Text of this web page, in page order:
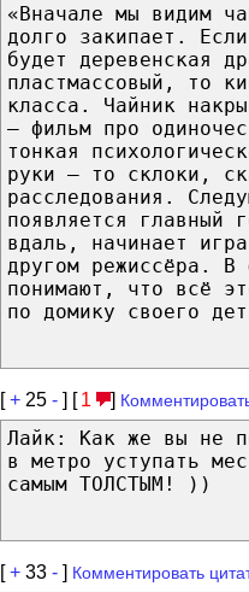
«Вначале мы видим
долго закипает.
будет деревенская
пластмассовый, то
класса. Чайник
— фильм про
тонкая
руки — то склоки,
расследования.
появляется главный
вдаль, начинает
другом режиссёра. В
понимают, что всё
по домику своего
[+ 25 - ] [ 1 ]
Лайк: Как же вы не
в метро уступать
самым ТОЛСТЫМ! ))
[+ 33 - ] Комментировать